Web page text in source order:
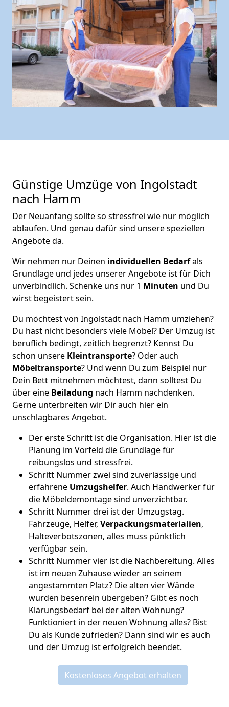
Günstige Umzüge von Ingolstadt
nach Hamm
Der Neuanfang sollte so stressfrei wie nur möglich
ablaufen. Und genau dafür sind unsere speziellen
Angebote da.
Wir nehmen nur Deinen individuellen Bedarfals
Grundlage und jedes unserer Angebote ist für Dich
unverbindlich. Schenke uns nur 1 Minuten und Du
wirst begeistert sein.
Du möchtest von Ingolstadt nach Hamm umziehen?
Du hast nicht besonders viele Möbel? Der Umzug ist
beruflich bedingt, zeitlich begrenzt? Kennst Du
schon unsere Kleintransporte? Oder auch
Möbeltransporte? Und wenn Du zum Beispiel nur
Dein Bett mitnehmen möchtest, dann solltest Du
über eine Beiladung nach Hamm nachdenken.
Gerne unterbreiten wir Dir auch hier ein
unschlagbares Angebot.
Der erste Schritt ist die Organisation. Hier ist die
Planung im Vorfeld die Grundlage für
reibungslos und stressfrei.
Schritt Nummer zwei sind zuverlässige und
erfahrene Umzugshelfer. Auch Handwerker für
die Möbeldemontage sind unverzichtbar.
Schritt Nummer drei ist der Umzugstag.
Fahrzeuge, Helfer, Verpackungsmaterialien,
Halteverbotszonen, alles muss pünktlich
verfügbar sein.
Schritt Nummer vier ist die Nachbereitung. Alles
ist im neuen Zuhause wieder an seinem
angestammten Platz? Die alten vier Wände
wurden besenrein übergeben? Gibt es noch
Klärungsbedarf bei der alten Wohnung?
Funktioniert in der neuen Wohnung alles? Bist
Du als Kunde zufrieden? Dann sind wir es auch
und der Umzug ist erfolgreich beendet.
Kostenloses Angebot erhalten